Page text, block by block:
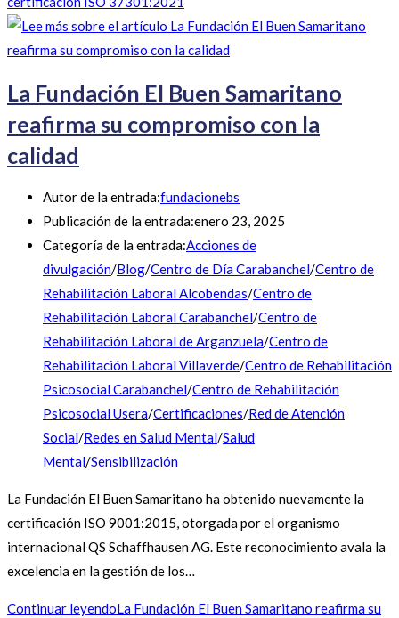
La Fundación El Buen Samaritano
reafirma su compromiso con la
calidad
Autor de la entrada:fundacionebs
Publicación de la entrada:enero 23, 2025
Categoría de la entrada:Acciones de
divulgación/Blog/Centro de Día Carabanchel/Centro de
Rehabilitación Laboral Alcobendas/Centro de
Rehabilitación Laboral Carabanchel/Centro de
Rehabilitación Laboral de Arganzuela/Centro de
Rehabilitación Laboral Villaverde/Centro de Rehabilitación
Psicosocial Carabanchel/Centro de Rehabilitación
Psicosocial Usera/Certificaciones/Red de Atención
Social/Redes en Salud Mental/Salud
Mental/Sensibilización
La Fundación El Buen Samaritano ha obtenido nuevamente la
certificación ISO 9001:2015, otorgada por el organismo
internacional QS Schaffhausen AG. Este reconocimiento avala la
excelencia en la gestión de los…
Continuar leyendoLa Fundación El Buen Samaritano reafirma su